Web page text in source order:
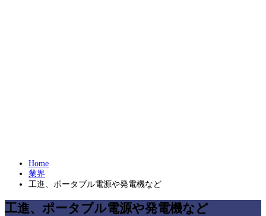
Home
業界
工進、ポータブル電源や発電機など
工進、ポータブル電源や発電機など